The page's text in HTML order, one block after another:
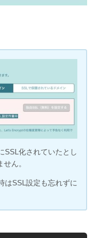
SSL化されていたとし
ん。
はSSL設定も忘れずに